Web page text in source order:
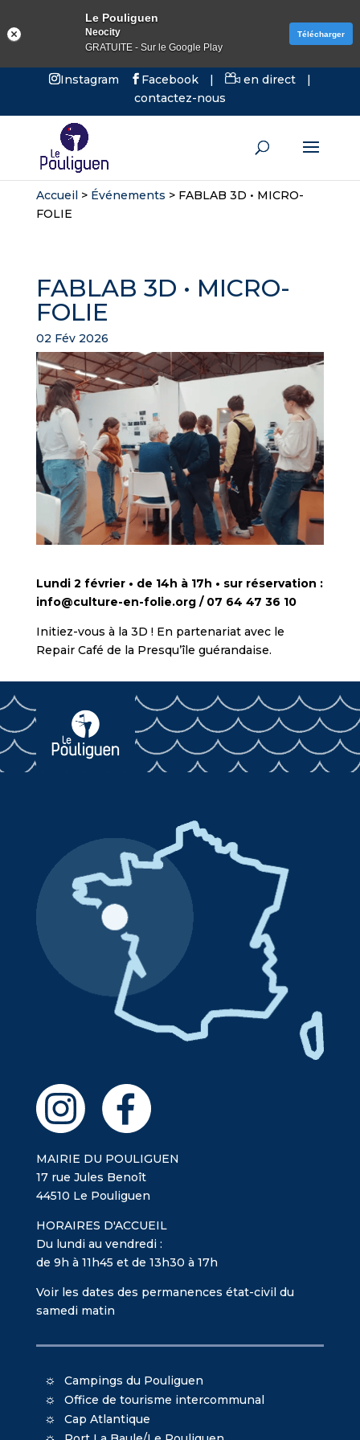
Instagram Facebook | en direct
|
contactez-nous
Accueil> Événements > FABLAB 3D • MICRO-
FOLIE
FABLAB 3D • MICRO-
FOLIE
02 Fév 2026
Lundi 2 février • de 14h à 17h • sur réservation :
info@culture-en-folie.org / 07 64 47 36 10
Initiez-vous à la 3D ! En partenariat avec le
Repair Café de la Presqu’île guérandaise.
MAIRIE DU POULIGUEN
17 rue Jules Benoît
44510 Le Pouliguen
HORAIRES D'ACCUEIL
Du lundi au vendredi :
de 9h à 11h45 et de 13h30 à 17h
Voir les dates des permanences état-civil du
samedi matin
Campings du Pouliguen
Office de tourisme intercommunal
Cap Atlantique
Le Pouliguen
Neocity
GRATUITE - Sur le Google Play
Télécharger